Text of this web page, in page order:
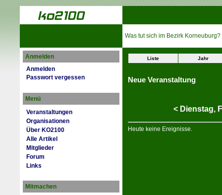
Was tut sich im Bezirk Korneuburg?
Anmelden
Anmelden
Passwort vergessen
Menü
Veranstaltungen
Organisationen
Über KO2100
Alle Artikel
Mitglieder
Forum
Links
Mitmachen
Liste Jahr
Neue Veranstaltung
< Dienstag,
Heute keine Ereignisse.